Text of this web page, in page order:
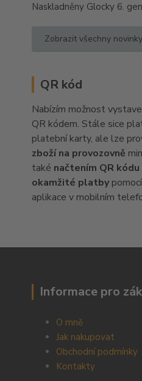
Naskladněny Glocky 6.
Zobrazit všechny novinky
QR kód
Nabízím možnost
QR kódem. Stále sice
platební karty, ale lze
zboží na provozovně
také načtením QR kódu
okamžité platby
aplikace v mobilním
Informace pro
O mně
Jak nakupovat
Obchodní podmínky
Kontakty